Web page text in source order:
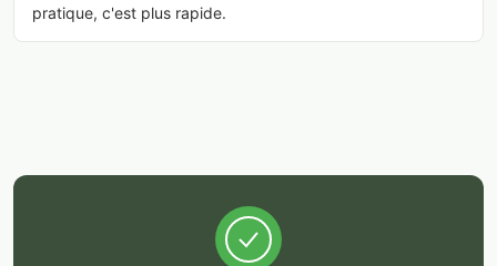
pratique, c'est plus rapide.